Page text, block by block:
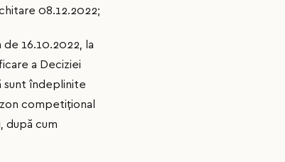
08.12.2022;
16.10.2022, la
a Deciziei
sunt îndeplinite
competițional
după cum